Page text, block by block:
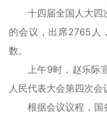
十四届全国人大
的会议，出席2765人
数。
上午9时，赵乐际
人民代表大会第四次会
根据会议议程，国